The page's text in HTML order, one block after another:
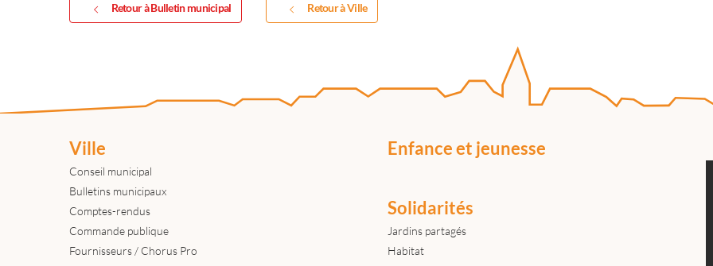
Retour à Bulletin municipal Retour à Ville
Ville
Conseil municipal
Bulletins municipaux
Comptes-rendus
Commande publique
Fournisseurs / Chorus Pro
Enfance et jeunesse
Solidarités
Jardins partagés
Habitat